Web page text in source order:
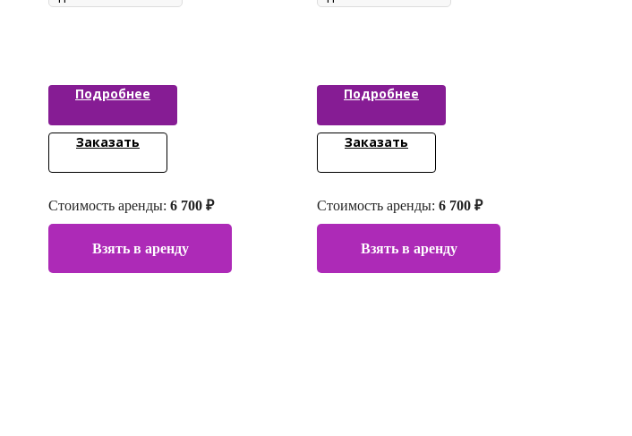
Подробнее
Заказать
Стоимость аренды: 6 700 ₽
Взять в аренду
Подробнее
Заказать
Стоимость аренды: 6 700 ₽
Взять в аренду